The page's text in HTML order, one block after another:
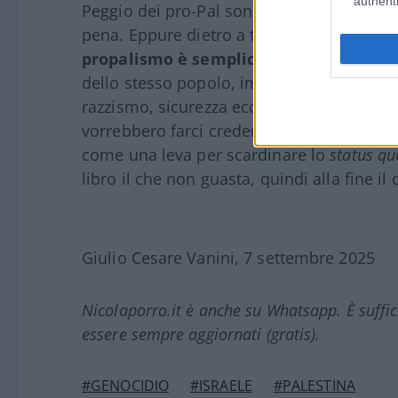
Peggio dei pro-Pal sono quegli ebrei
pena. Eppure dietro a tutto questo si
propalismo è semplicemente
dello stesso popolo, immigrazione,
razzismo, sicurezza ecc., roba della
vorrebbero farci credere, ma tutto fa
come una leva per scardinare lostatus
libro il che non guasta, quindi alla fine il
Giulio Cesare Vanini, 7 settembre 2025
Nicolaporro.it è anche su Whatsapp. È
essere sempre aggiornati (gratis).
#GENOCIDIO #ISRAELE #PALESTINA